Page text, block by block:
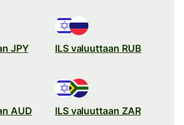
JPY ILS valuuttaan RUB
AUD ILS valuuttaan ZAR